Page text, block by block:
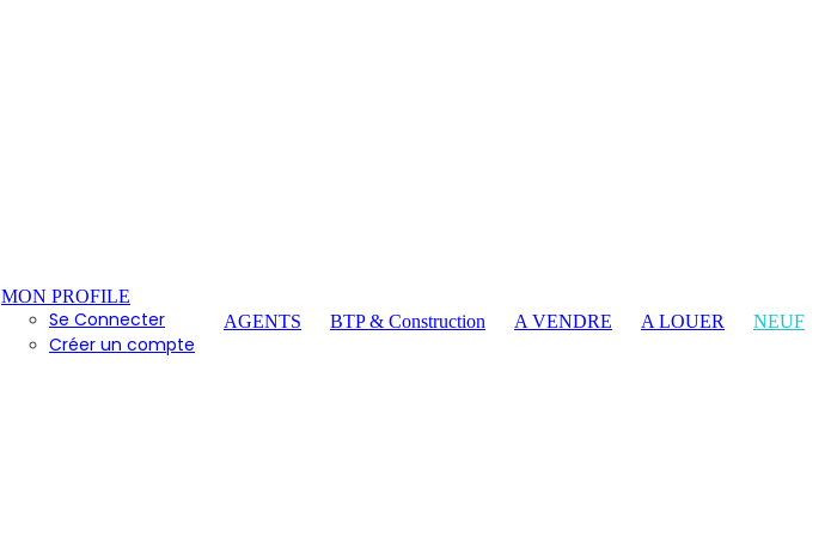
MON PROFILE
Se Connecter
Créer un compte
AGENTS BTP & Construction A VENDRE A LOUER NEUF